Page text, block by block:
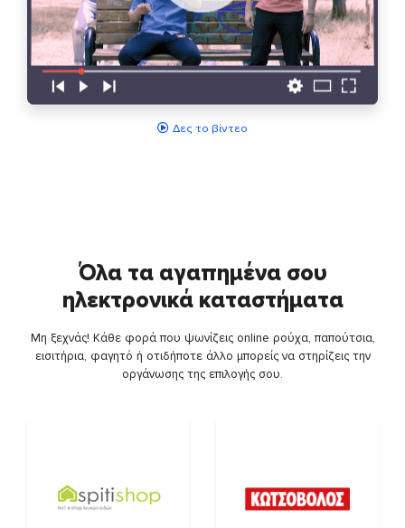
Δες το βίντεο
Όλα τα αγαπημένα σου
ηλεκτρονικά καταστήματα
Μη ξεχνάς! Κάθε φορά που ψωνίζεις online ρούχα, παπούτσια,
εισιτήρια, φαγητό ή οτιδήποτε άλλο μπορείς να στηρίζεις την
οργάνωσης της επιλογής σου.